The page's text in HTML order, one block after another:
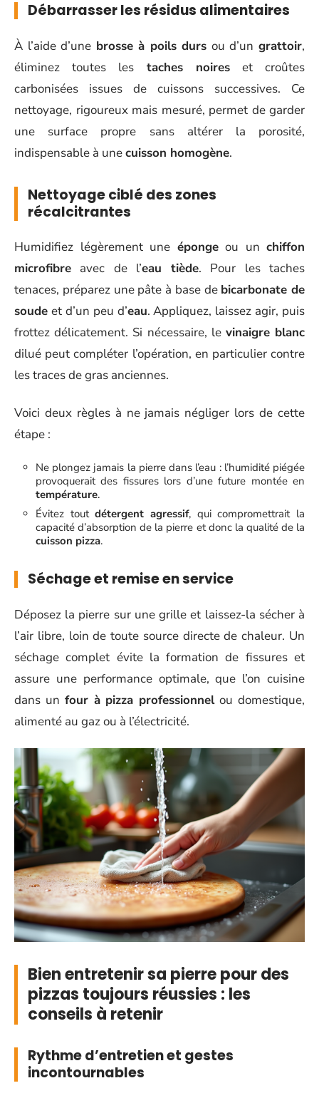
Débarrasser les résidus alimentaires
À l’aide d’une brosse à poils durs ou d’ungrattoir,
éliminez toutes les taches noireset croûtes
carbonisées issues de cuissons successives. Ce
nettoyage, rigoureux mais mesuré, permet de garder
une surface propre sans altérer la porosité,
indispensable à unecuisson homogène.
Nettoyage ciblé des zones
récalcitrantes
Humidifiez légèrement une épongeou un chiffon
microfibre avec de l’eau tiède. Pour les taches
tenaces, préparez une pâte à base de bicarbonate de
soude et d’un peu d’eau. Appliquez, laissez agir, puis
frottez délicatement. Si nécessaire, le vinaigre blanc
dilué peut compléter l’opération, en particulier contre
les traces de gras anciennes.
Voici deux règles à ne jamais négliger lors de cette
étape :
Ne plongez jamais la pierre dans l’eau : l’humidité piégée
provoquerait des fissures lors d’une future montée en
température.
Évitez toutdétergent agressif, qui compromettrait la
capacité d’absorption de la pierre et donc la qualité de la
cuisson pizza.
Séchage et remise en service
Déposez la pierre sur une grille et laissez-la sécher à
l’air libre, loin de toute source directe de chaleur. Un
séchage complet évite la formation de fissures et
assure une performance optimale, que l’on cuisine
dans un four à pizza professionnelou domestique,
alimenté au gaz ou à l’électricité.
Bien entretenir sa pierre pour des
pizzas toujours réussies : les
conseils à retenir
Rythme d’entretien et gestes
incontournables